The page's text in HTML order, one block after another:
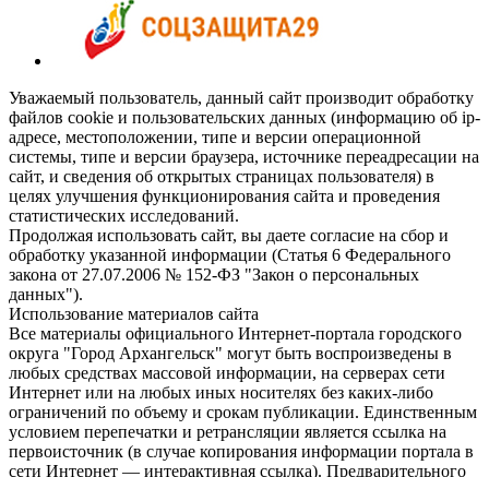
Уважаемый пользователь, данный сайт производит обработку
файлов cookie и пользовательских данных (информацию об ip-
адресе, местоположении, типе и версии операционной
системы, типе и версии браузера, источнике переадресации на
сайт, и сведения об открытых страницах пользователя) в
целях улучшения функционирования сайта и проведения
статистических исследований.
Продолжая использовать сайт, вы даете согласие на сбор и
обработку указанной информации (Статья 6 Федерального
закона от 27.07.2006 № 152-ФЗ "Закон о персональных
данных").
Использование материалов сайта
Все материалы официального Интернет-портала городского
округа "Город Архангельск" могут быть воспроизведены в
любых средствах массовой информации, на серверах сети
Интернет или на любых иных носителях без каких-либо
ограничений по объему и срокам публикации. Единственным
условием перепечатки и ретрансляции является ссылка на
первоисточник (в случае копирования информации портала в
сети Интернет — интерактивная ссылка). Предварительного